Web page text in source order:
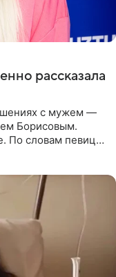
рассказала
с мужем —
Борисовым.
По словам певицы,